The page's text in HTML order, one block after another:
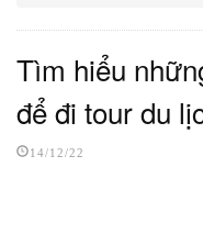
Tìm hiểu
để đi tour du
14/12/22